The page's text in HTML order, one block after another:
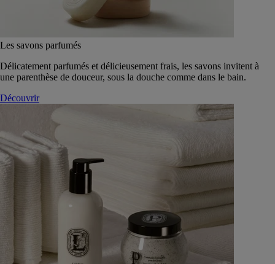
Les savons parfumés
Délicatement parfumés et délicieusement frais, les savons invitent à
une parenthèse de douceur, sous la douche comme dans le bain.
Découvrir